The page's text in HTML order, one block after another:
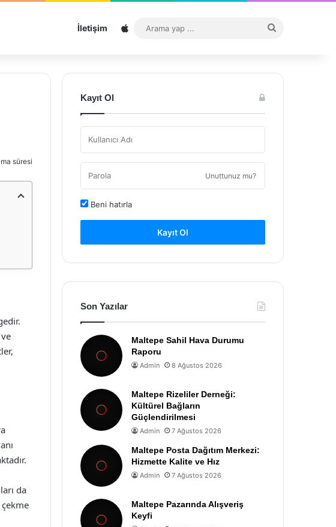
İletişim Sitemap
...
süresi
da
Kayıt Ol
Unuttunuz mu?
Beni hatırla
Kayıt Ol
Son Yazılar
Maltepe Sahil Hava Durumu
Raporu
Admin 8 Ağustos 2026
Maltepe Rizeliler Derneği:
Kültürel Bağların
Güçlendirilmesi
Admin 7 Ağustos 2026
Maltepe Posta Dağıtım Merkezi:
Hizmette Kalite ve Hız
Admin 7 Ağustos 2026
Maltepe Pazarında Alışveriş
Keyfi